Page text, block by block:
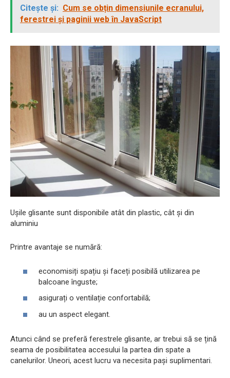
Citește și: Cum se obțin dimensiunile ecranului,
ferestrei și paginii web în JavaScript
Ușile glisante sunt disponibile atât din plastic, cât și din
aluminiu
Printre avantaje se numără:
economisiți spațiu și faceți posibilă utilizarea pe
balcoane înguste;
asigurați o ventilație confortabilă;
au un aspect elegant.
Atunci când se preferă ferestrele glisante, ar trebui să se țină
seama de posibilitatea accesului la partea din spate a
canelurilor. Uneori, acest lucru va necesita pași suplimentari.